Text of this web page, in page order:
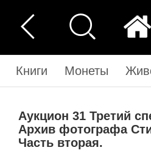
Книги Монеты
Аукцион 31 Третий
Архив фотографа
Часть вторая.